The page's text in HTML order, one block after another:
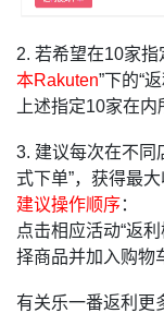
2. 若希望在10家
本Rakuten”下的“
上述指定10家在
3. 建议每次在不同
式下单”，获得最大
建议操作顺序：
点击相应活动“返
择商品并加入购物
有关乐一番返利更